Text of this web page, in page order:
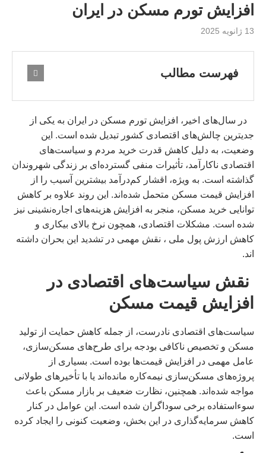
افزایش تورم مسکن در ایران
13 ژانویه 2025
فهرست مطالب
در سال‌های اخیر، افزایش تورم مسکن در ایران به یکی از
جدیترین چالش‌های اقتصادی کشور تبدیل شده است. این
وضعیت، به دلیل کاهش قدرت خرید مردم و سیاست‌های
اقتصادی ناکارآمد، تأثیرات منفی گسترده‌ای بر زندگی شهروندان
گذاشته است. به ویژه، اقشار کم‌درآمد بیشترین آسیب را از
افزایش قیمت مسکن متحمل شده‌اند. این روند علاوه بر کاهش
توانایی خرید مسکن، منجر به افزایش هزینه‌های اجاره‌نشینی نیز
شده است. مشکلات اقتصادی، همچون نرخ بالای بیکاری و
کاهش ارزش پول ملی ، نقش مهمی در تشدید این بحران داشته‌
اند.
نقش سیاست‌های اقتصادی در
افزایش قیمت مسکن
سیاست‌های اقتصادی نادرست، از جمله کاهش حمایت از تولید
مسکن و تخصیص ناکافی بودجه برای طرح‌های مسکن‌سازی،
عامل مهمی در افزایش قیمت‌ها بوده است. بسیاری از
پروژه‌های مسکن‌سازی نیمه‌کاره مانده‌اند یا با تأخیرهای طولانی
مواجه شده‌اند. همچنین، نظارت ضعیف بر بازار مسکن باعث
سوءاستفاده برخی سوداگران شده است. این عوامل در کنار
کاهش سرمایه‌گذاری در این بخش، وضعیت کنونی را ایجاد کرده
است.